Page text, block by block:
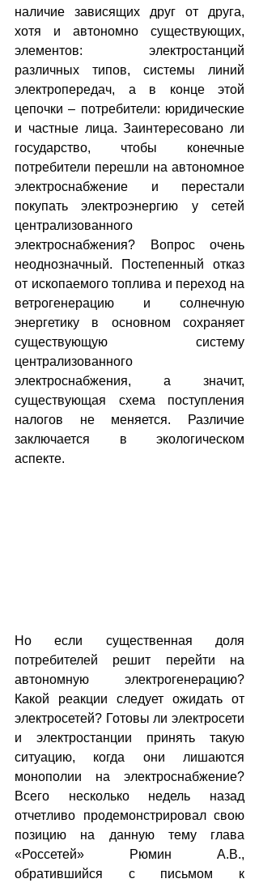
наличие зависящих друг от друга,
хотя и автономно существующих,
элементов: электростанций
различных типов, системы линий
электропередач, а в конце этой
цепочки – потребители: юридические
и частные лица. Заинтересовано ли
государство, чтобы конечные
потребители перешли на автономное
электроснабжение и перестали
покупать электроэнергию у сетей
централизованного
электроснабжения? Вопрос очень
неоднозначный. Постепенный отказ
от ископаемого топлива и переход на
ветрогенерацию и солнечную
энергетику в основном сохраняет
существующую систему
централизованного
электроснабжения, а значит,
существующая схема поступления
налогов не меняется. Различие
заключается в экологическом
аспекте.
Но если существенная доля
потребителей решит перейти на
автономную электрогенерацию?
Какой реакции следует ожидать от
электросетей? Готовы ли электросети
и электростанции принять такую
ситуацию, когда они лишаются
монополии на электроснабжение?
Всего несколько недель назад
отчетливо продемонстрировал свою
позицию на данную тему глава
«Россетей» Рюмин А.В.,
обратившийся с письмом к